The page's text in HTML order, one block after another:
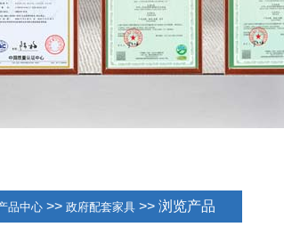
品中心 >> 政府配套家具 >> 浏览产品